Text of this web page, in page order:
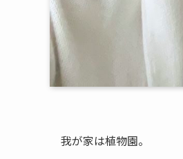
我が家は植物園。